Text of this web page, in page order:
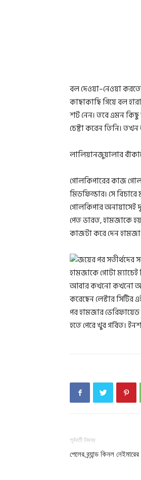
বল দেওয়া–নেওয়া করতে
কাছাকাছি গিয়ে বল
শট নেন। তবে এমন কিছু
চেষ্টা করেন তিনি।
লালিয়ানজুয়ালার
গোলকিপারের কাজ গোল
মিডফিল্ডার। সে
গোলকিপার অনায়াসেই
পেত ভারত, হামজাকে
কাজটা করে দেন
হামজাকে গোটা ম্যাচেই
আবার কখনো কখনো
করেছেন লেস্টার
পর হামজার
হতে পেরে খুব গর্বিত।
পূর্ববর্তী নিবন্ধ
পেলের ব্র্যান্ড কিনল নেইমারের